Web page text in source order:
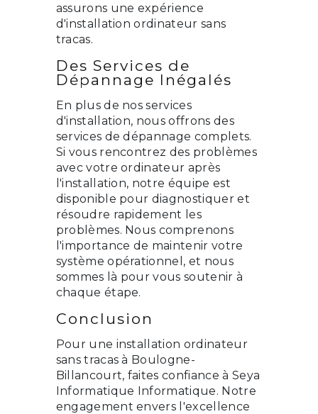
assurons une expérience
d'installation ordinateur sans
tracas.
Des Services de
Dépannage Inégalés
En plus de nos services
d'installation, nous offrons des
services de dépannage complets.
Si vous rencontrez des problèmes
avec votre ordinateur après
l'installation, notre équipe est
disponible pour diagnostiquer et
résoudre rapidement les
problèmes. Nous comprenons
l'importance de maintenir votre
système opérationnel, et nous
sommes là pour vous soutenir à
chaque étape.
Conclusion
Pour une installation ordinateur
sans tracas à Boulogne-
Billancourt, faites confiance à Seya
Informatique Informatique. Notre
engagement envers l'excellence